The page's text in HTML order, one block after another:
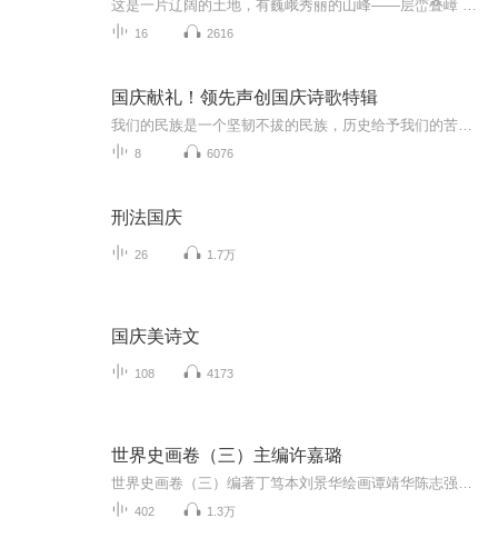
16 2616
国庆献礼！领先声创国庆诗歌特辑
8 6076
刑法国庆
26 1.7万
国庆美诗文
108 4173
世界史画卷（三）主编许嘉璐
402 1.3万